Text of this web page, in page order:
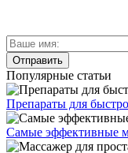
Популярные статьи
Препараты для
Самые эффективные